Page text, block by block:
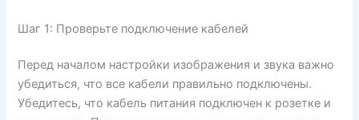
Шаг 1: Проверьте подключение кабелей
Перед началом настройки изображения и звука важно
убедиться, что все кабели правильно подключены.
Убедитесь, что кабель питания подключен к розетке и